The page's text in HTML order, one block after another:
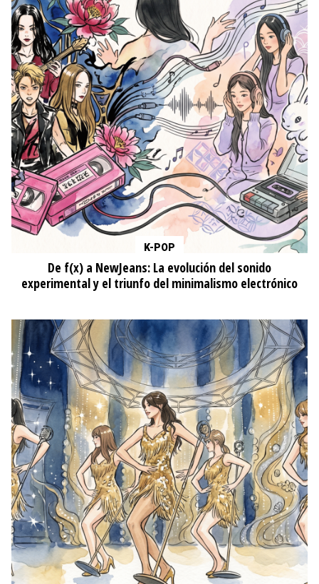
K-POP
De f(x) a NewJeans: La evolución del sonido
experimental y el triunfo del minimalismo electrónico